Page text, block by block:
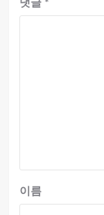
댓글 *
이름